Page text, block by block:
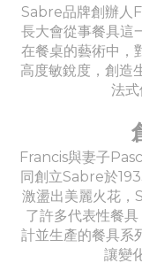
Sabre品牌創辦人
長大會從事餐具這
在餐桌的藝術中，
高度敏銳度，創造
法式
Francis與妻子
同創立Sabre於
激盪出美麗火花，
了許多代表性餐
計並生產的餐具系
讓變